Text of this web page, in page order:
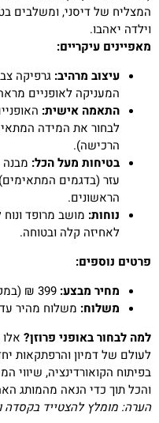
המצליח של דיסני, ומשלבים
וילדה יאהבו.
מאפיינים עיקריים:
עיצוב מרהיב: גרפיקה
המעניקה לאופניים מראה
התאמה אישית:
לבחור את המידה
הרכישה).
בטיחות מעל הכל: מבנה
עזר (בדגמים
הראשונים.
נוחות: מושב מרופד
לאחיזה קלה ובטוחה.
פרטים נוספים:
מחיר מבצע:
משלוח: משלוח מהיר
למה לבחור באופני פרוזן?
לעולם של דמיון והרפתקאות
בפיתוח הקואורדינציה, שיווי
והכל תוך כדי הנאה מהמותג
הערה: מומלץ להצטייד בקסדה